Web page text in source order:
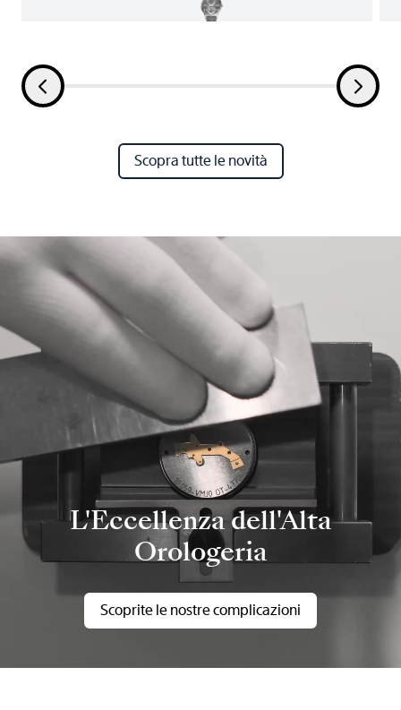
Scopra tutte le novità
L'Eccellenza dell'Alta
Orologeria
Scoprite le nostre complicazioni